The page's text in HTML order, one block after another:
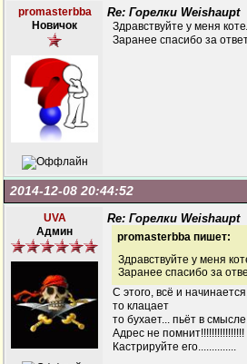
promasterbba
Новичок
Re: Горелки Weishaupt
Здравствуйте у меня
Заранее спасибо за
2014-12-08 20:44:52
UVA
Админ
Re: Горелки Weishaupt
promasterbba пишет:
Здравствуйте у меня
Заранее спасибо за
С этого, всё и
то клацает
то бухает... пьёт в
Адрес не помнит!!!!!!!!!!!!!!!!
Кастрируйте его..............